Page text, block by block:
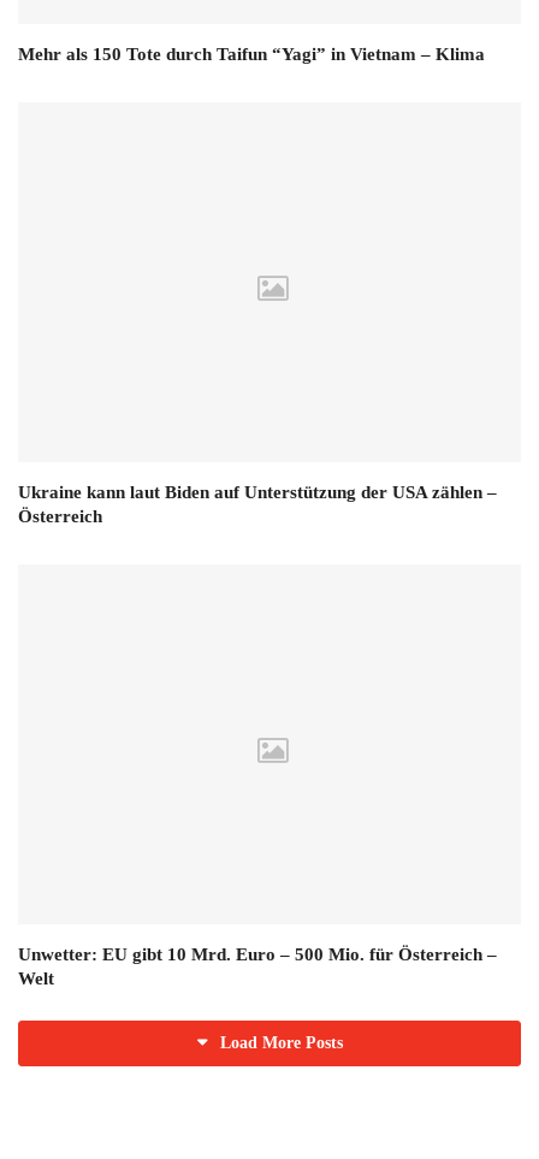
Mehr als 150 Tote durch Taifun “Yagi” in Vietnam – Klima
Ukraine kann laut Biden auf Unterstützung der USA zählen –
Österreich
Unwetter: EU gibt 10 Mrd. Euro – 500 Mio. für Österreich –
Welt
Load More Posts